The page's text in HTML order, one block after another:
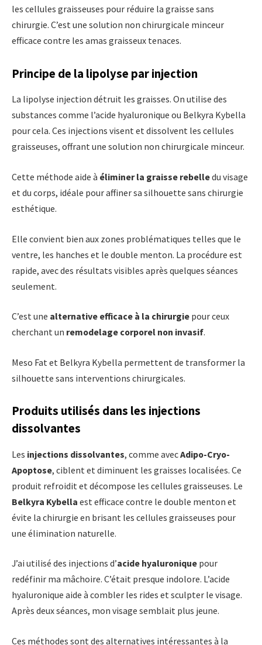
les cellules graisseuses pour réduire la graisse sans
chirurgie. C’est une solution non chirurgicale minceur
efficace contre les amas graisseux tenaces.
Principe de la lipolyse par injection
La lipolyse injection détruit les graisses. On utilise des
substances comme l’acide hyaluronique ou Belkyra Kybella
pour cela. Ces injections visent et dissolvent les cellules
graisseuses, offrant une solution non chirurgicale minceur.
Cette méthode aide à éliminer la graisse rebelledu visage
et du corps, idéale pour affiner sa silhouette sans chirurgie
esthétique.
Elle convient bien aux zones problématiques telles que le
ventre, les hanches et le double menton. La procédure est
rapide, avec des résultats visibles après quelques séances
seulement.
C’est une alternative efficace à la chirurgie pour ceux
cherchant un remodelage corporel non invasif.
Meso Fat et Belkyra Kybella permettent de transformer la
silhouette sans interventions chirurgicales.
Produits utilisés dans les injections
dissolvantes
Les injections dissolvantes, comme avecAdipo-Cryo-
Apoptose, ciblent et diminuent les graisses localisées. Ce
produit refroidit et décompose les cellules graisseuses. Le
Belkyra Kybella est efficace contre le double menton et
évite la chirurgie en brisant les cellules graisseuses pour
une élimination naturelle.
J’ai utilisé des injections d’acide hyaluronique pour
redéfinir ma mâchoire. C’était presque indolore. L’acide
hyaluronique aide à combler les rides et sculpter le visage.
Après deux séances, mon visage semblait plus jeune.
Ces méthodes sont des alternatives intéressantes à la